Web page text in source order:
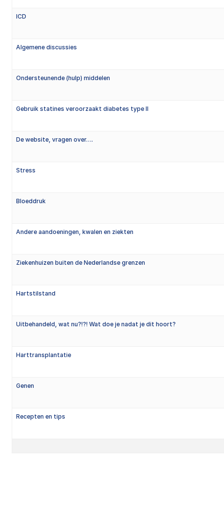
ICD
Algemene discussies
Ondersteunende (hulp) middelen
Gebruik statines veroorzaakt diabetes type II
De website, vragen over….
Stress
Bloeddruk
Andere aandoeningen, kwalen en ziekten
Ziekenhuizen buiten de Nederlandse grenzen
Hartstilstand
Uitbehandeld, wat nu?!?! Wat doe je nadat je dit hoort?
Harttransplantatie
Genen
Recepten en tips